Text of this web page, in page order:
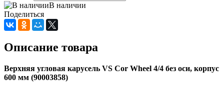
В наличии
Поделиться
Описание товара
Верхняя угловая карусель VS Cor Wheel 4/4 без оси, корпус
600 мм (90003858)